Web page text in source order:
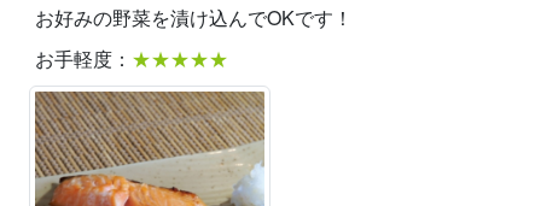
お好みの野菜を漬け込んでOKです！
お手軽度： ★★★★★